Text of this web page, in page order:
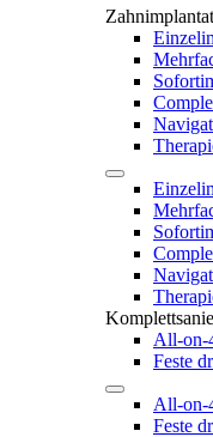
All-on-
Feste
All-on-
Feste